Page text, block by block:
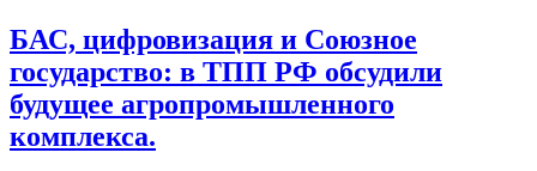
БАС, цифровизация и Союзное
государство: в ТПП РФ обсудили
будущее агропромышленного
комплекса.